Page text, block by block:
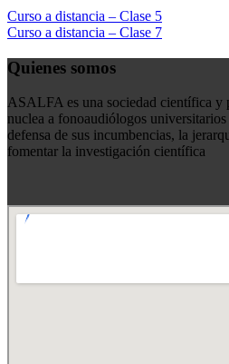
Curso a distancia – Clase 5
Curso a distancia – Clase 7
Quienes somos
ASALFA es una sociedad científica y
nuclea a fonoaudiólogos
defensa de sus incumbencias, la
fomentar la investigación científica